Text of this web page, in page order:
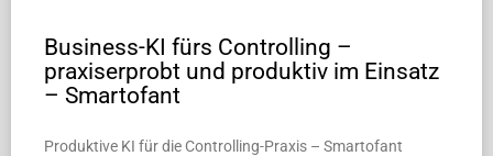
Business-KI fürs Controlling –
praxiserprobt und produktiv im Einsatz
– Smartofant
Produktive KI für die Controlling-Praxis – Smartofant